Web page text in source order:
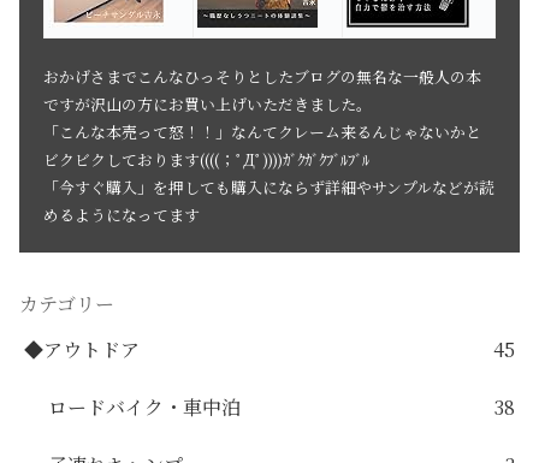
おかげさまでこんなひっそりとしたブログの無名な一般人の本
ですが沢山の方にお買い上げいただきました。
「こんな本売って怒！！」なんてクレーム来るんじゃないかと
ビクビクしております((((；ﾟДﾟ))))ｶﾞｸｶﾞｸﾌﾞﾙﾌﾞﾙ
「今すぐ購入」を押しても購入にならず詳細やサンプルなどが読
めるようになってます
カテゴリー
◆アウトドア
45
ロードバイク・車中泊 38